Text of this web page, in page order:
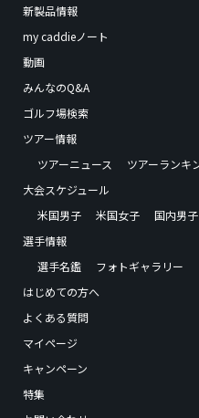
新製品情報
my caddieノート
動画
みんなのQ&A
ゴルフ場検索
ツアー情報
ツアーニュース
ツアーランキ
大会スケジュール
米国男子
米国女子 国内男子
選手情報
選手名鑑
フォトギャラリー
はじめての方へ
よくある質問
マイページ
キャンペーン
特集